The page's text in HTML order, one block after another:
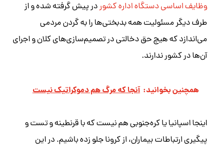
وظایف اساسی دستگاه اداره کشوردر پیش گرفته شده و از
طرف دیگر مسئولیت همه بدبختی‌ها را به گردن مردمی
می‌اندازد که هیچ حق دخالتی در تصمیم‌سازی‌های کلان و اجرای
آن‌ها در کشور ندارند.
همچنین بخوانید: آنجا كه مرگ هم دموکراتیک نیست
اینجا اسپانیا یا کره‌جنوبی هم نیست که با قرنطینه و تست و
پیگیری ارتباطات بیماران، از کرونا جلو زده باشیم. در این